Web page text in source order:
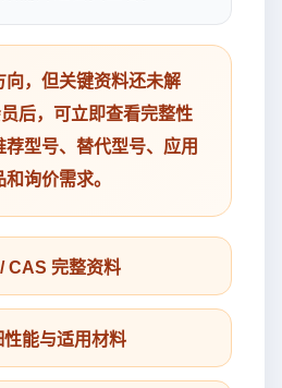
向，但关键资料还未解
后，可立即查看完整性
型号、替代型号、应用
询价需求。
完整资料
与适用材料